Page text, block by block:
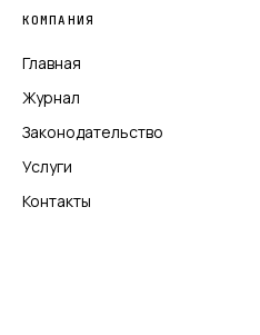
КОМПАНИЯ
Главная
Журнал
Законодательство
Услуги
Контакты